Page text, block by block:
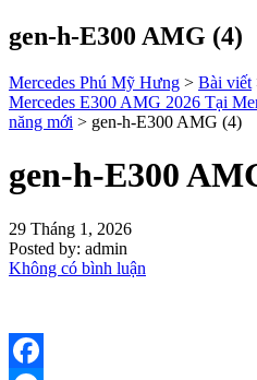
gen-h-E300 AMG (4)
Mercedes Phú Mỹ Hưng > Bài viết
Mercedes E300 AMG 2026 Tại
năng mới > gen-h-E300 AMG (4)
gen-h-E300
29 Tháng 1, 2026
Posted by: admin
Không có bình luận